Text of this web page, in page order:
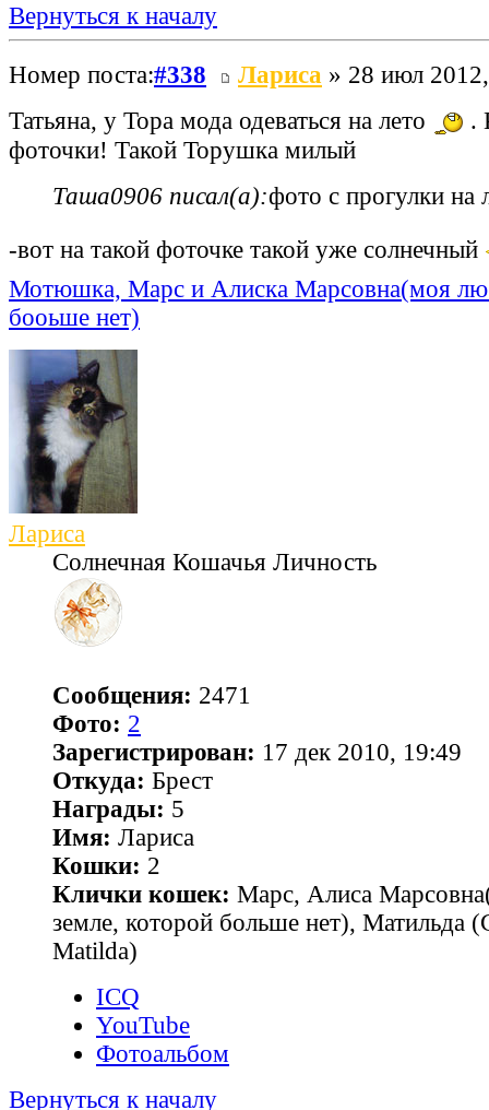
Вернуться к началу
Номер поста:#338 Лариса » 28 июл
Татьяна, у Тора мода одеваться на лето
.
фоточки! Такой Торушка милый
Таша0906 писал(а):фото с прогулки на
-вот на такой фоточке такой уже солнечный
Мотюшка, Марс и Алиска Марсовна(моя
бооьше нет)
Лариса
Солнечная Кошачья Личность
Сообщения: 2471
Фото: 2
Зарегистрирован: 17 дек 2010, 19:49
Откуда: Брест
Награды: 5
Имя: Лариса
Кошки: 2
Клички кошек: Марс, Алиса
земле, которой больше нет), Матильда
Matilda)
ICQ
YouTube
Фотоальбом
Вернуться к началу